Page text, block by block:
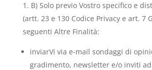
B) Solo previo Vostro specifico e
(artt. 23 e 130 Codice Privacy e art. 7
seguenti Altre Finalità:
inviarVi via e-mail sondaggi di
gradimento, newsletter e/o inviti